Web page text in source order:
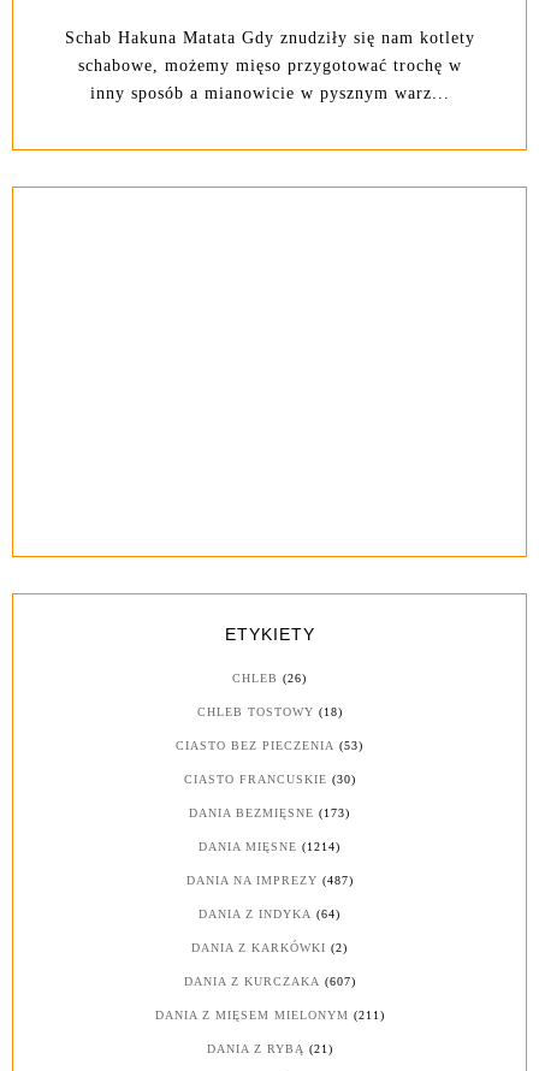
Schab Hakuna Matata Gdy znudziły się nam kotlety
schabowe, możemy mięso przygotować trochę w
inny sposób a mianowicie w pysznym warz...
ETYKIETY
CHLEB (26)
CHLEB TOSTOWY (18)
CIASTO BEZ PIECZENIA (53)
CIASTO FRANCUSKIE (30)
DANIA BEZMIĘSNE (173)
DANIA MIĘSNE (1214)
DANIA NA IMPREZY (487)
DANIA Z INDYKA (64)
DANIA Z KARKÓWKI (2)
DANIA Z KURCZAKA (607)
DANIA Z MIĘSEM MIELONYM (211)
DANIA Z RYBĄ (21)